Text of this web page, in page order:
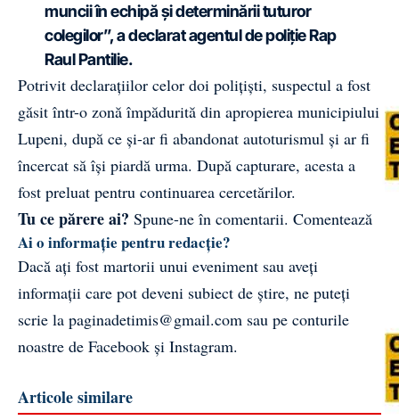
muncii în echipă și determinării tuturor
colegilor”, a declarat agentul de poliție Rap
Raul Pantilie.
Potrivit declarațiilor celor doi polițiști, suspectul a fost
găsit într-o zonă împădurită din apropierea municipiului
Lupeni, după ce și-ar fi abandonat autoturismul și ar fi
încercat să își piardă urma. După capturare, acesta a
fost preluat pentru continuarea cercetărilor.
Tu ce părere ai? Spune-ne în comentarii. Comentează
Ai o informație pentru redacție?
Dacă ați fost martorii unui eveniment sau aveți
informații care pot deveni subiect de știre, ne puteți
scrie la paginadetimis@gmail.com sau pe conturile
noastre de Facebook și Instagram.
Articole similare